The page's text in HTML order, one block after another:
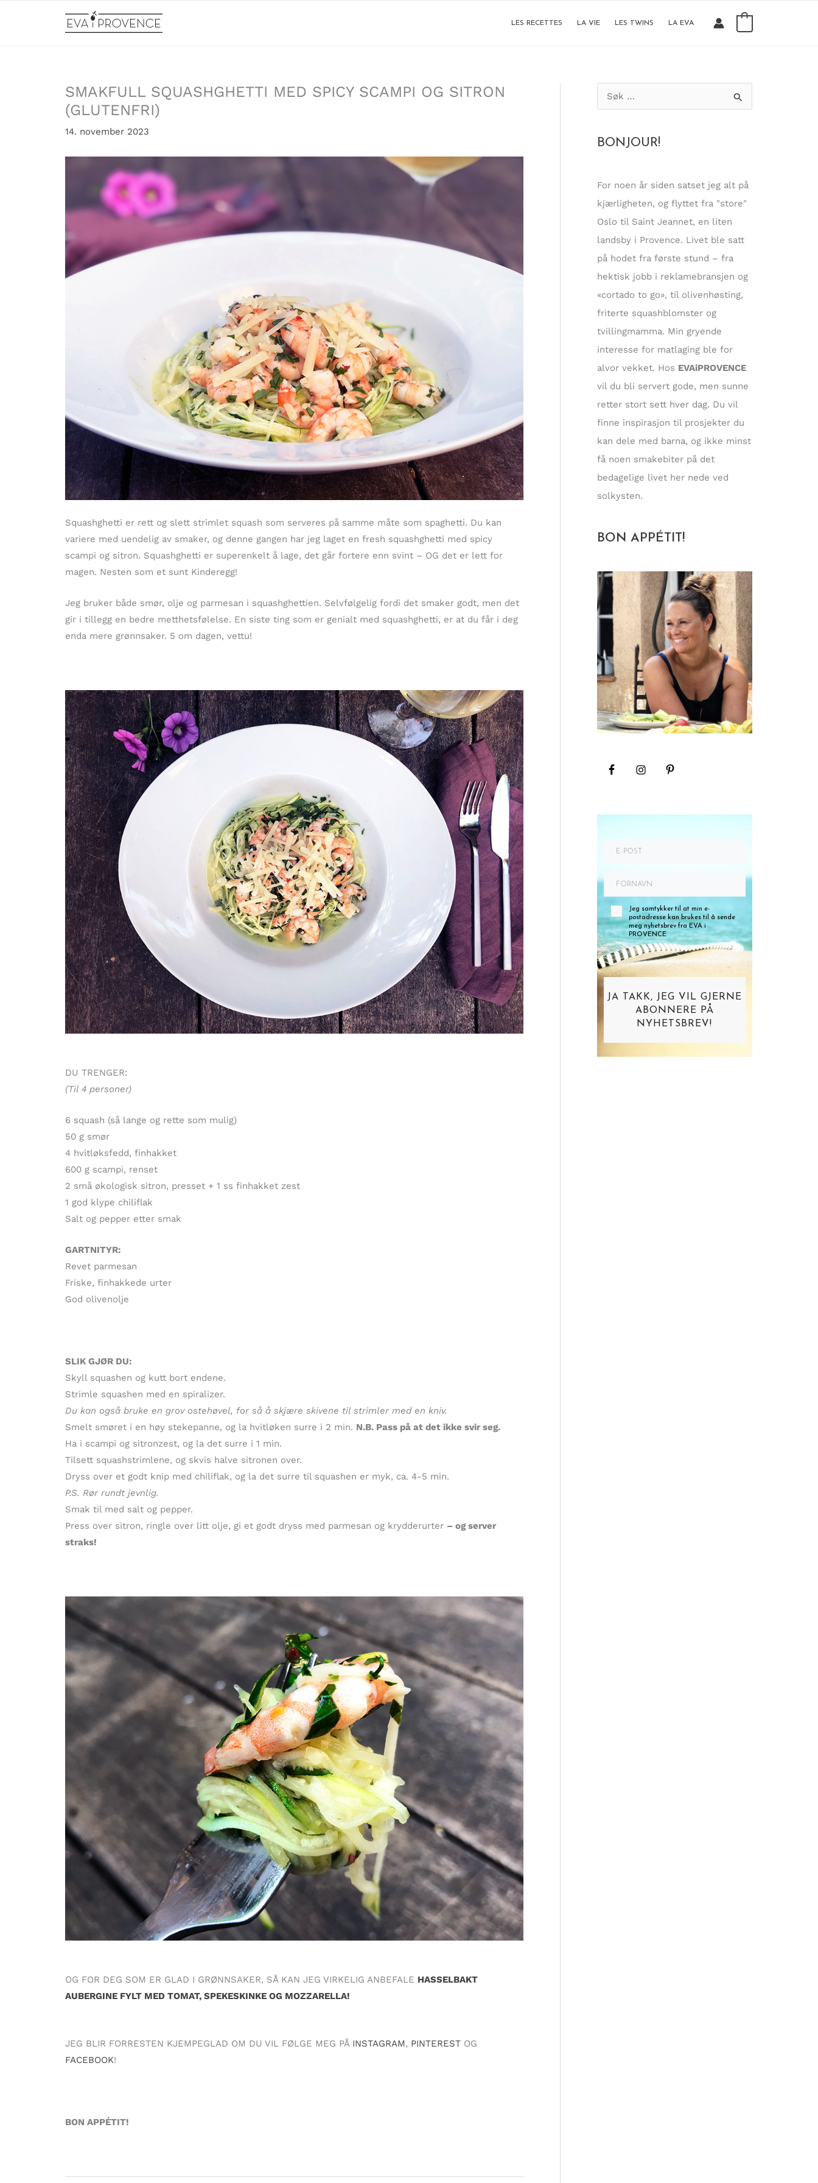
LES RECETTES LA VIE LES TWINS LA EVA
SMAKFULL SQUASHGHETTI MED SPICY SCAMPI OG SITRON
(GLUTENFRI)
14. november 2023
Squashghetti er rett og slett strimlet squash som serveres på samme måte som spaghetti. Du kan
variere med uendelig av smaker, og denne gangen har jeg laget en fresh squashghetti med spicy
scampi og sitron. Squashghetti er superenkelt å lage, det går fortere enn svint – OG det er lett for
magen. Nesten som et sunt Kinderegg!
Jeg bruker både smør, olje og parmesan i squashghettien. Selvfølgelig fordi det smaker godt, men det
gir i tillegg en bedre metthetsfølelse. En siste ting som er genialt med squashghetti, er at du får i deg
enda mere grønnsaker. 5 om dagen, vettu!
DU TRENGER:
(Til 4 personer)
6 squash (så lange og rette som mulig)
50 g smør
4 hvitløksfedd, finhakket
600 g scampi, renset
2 små økologisk sitron, presset + 1 ss finhakket zest
1 god klype chiliflak
Salt og pepper etter smak
GARTNITYR:
Revet parmesan
Friske, finhakkede urter
God olivenolje
SLIK GJØR DU:
Skyll squashen og kutt bort endene.
Strimle squashen med en spiralizer.
Du kan også bruke en grov ostehøvel, for så å skjære skivene til strimler med en kniv.
Smelt smøret i en høy stekepanne, og la hvitløken surre i 2 min. N.B. Pass på at det ikke svir seg.
Ha i scampi og sitronzest, og la det surre i 1 min.
Tilsett squashstrimlene, og skvis halve sitronen over.
Dryss over et godt knip med chiliflak, og la det surre til squashen er myk, ca. 4-5 min.
P.S. Rør rundt jevnlig.
Smak til med salt og pepper.
Press over sitron, ringle over litt olje, gi et godt dryss med parmesan og krydderurter – og server
straks!
OG FOR DEG SOM ER GLAD I GRØNNSAKER, SÅ KAN JEG VIRKELIG ANBEFALE HASSELBAKT
AUBERGINE FYLT MED TOMAT, SPEKESKINKE OG MOZZARELLA!
JEG BLIR FORRESTEN KJEMPEGLAD OM DU VIL FØLGE MEG PÅ INSTAGRAM, PINTEREST OG
FACEBOOK!
BON APPÉTIT!
ø
e
t
e
r
:
BONJOUR!
For noen år siden satset jeg alt på
kjærligheten, og flyttet fra "store"
Oslo til Saint Jeannet, en liten
landsby i Provence. Livet ble satt
på hodet fra første stund – fra
hektisk jobb i reklamebransjen og
«cortado to go», til olivenhøsting,
friterte squashblomster og
tvillingmamma. Min gryende
interesse for matlaging ble for
alvor vekket. Hos EVAiPROVENCE
vil du bli servert gode, men sunne
retter stort sett hver dag. Du vil
finne inspirasjon til prosjekter du
kan dele med barna, og ikke minst
få noen smakebiter på det
bedagelige livet her nede ved
solkysten.
BON APPÉTIT!
Jeg samtykker til at min e-
postadresse kan brukes til å sende
meg nyhetsbrev fra EVA i
PROVENCE
JA TAKK, JEG VIL GJERNE
ABONNERE PÅ
NYHETSBREV!